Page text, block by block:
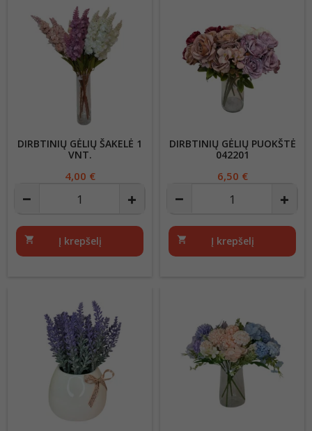
DIRBTINIŲ GĖLIŲ ŠAKELĖ 1
VNT.
Kaina
4,00 €
shopping_cart Į krepšelį
DIRBTINIŲ GĖLIŲ PUOKŠTĖ
042201
Kaina
6,50 €
shopping_cart Į krepšelį